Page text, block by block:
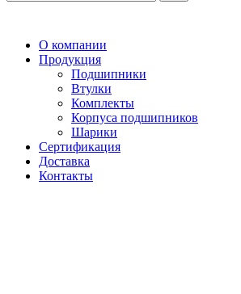
О компании
Продукция
Подшипники
Втулки
Комплекты
Корпуса подшипников
Шарики
Сертификация
Доставка
Контакты